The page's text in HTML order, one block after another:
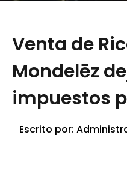
Venta de
Mondelēz
impuestos
Escrito por: